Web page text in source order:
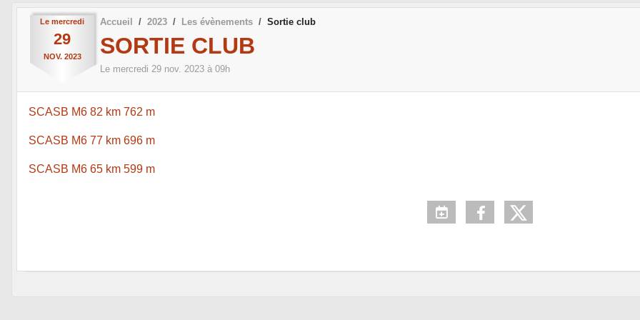
Le mercredi
29
NOV. 2023
Accueil 2023 Les évènements Sortie club
SORTIE CLUB
Le mercredi 29 nov. 2023 à 09h
SCASB M6 82 km 762 m
SCASB M6 77 km 696 m
SCASB M6 65 km 599 m